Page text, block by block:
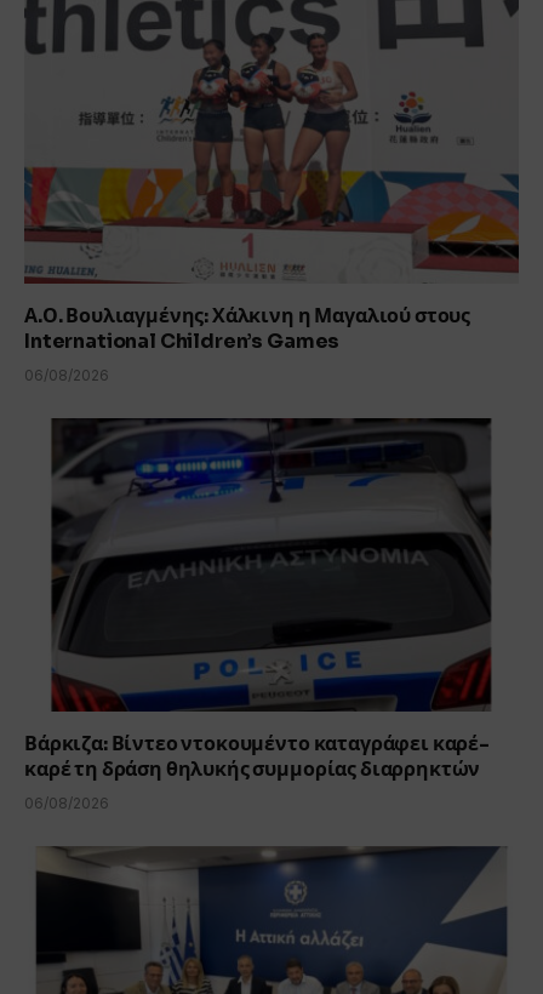
Α.Ο. Βουλιαγμένης: Χάλκινη η Μαγαλιού στους
International Children’s Games
06/08/2026
Βάρκιζα: Βίντεο ντοκουμέντο καταγράφει καρέ-
καρέ τη δράση θηλυκής συμμορίας διαρρηκτών
06/08/2026